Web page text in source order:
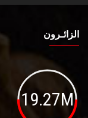
الزائـرون
19.27M